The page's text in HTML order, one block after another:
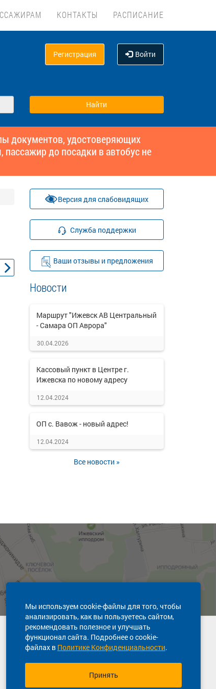
КОНТАКТЫ РАСПИСАНИЕ
Регистрация Войти
документов, удостоверяющих
пассажир до посадки в автобус не
Версия для слабовидящих
Служба поддержки
Ваши отзывы и предложения
Новости
Маршрут "Ижевск АВ Центральный
- Самара ОП Аврора"
30.04.2026
Кассовый пункт в Центре г.
Ижевска по новому адресу
12.04.2024
ОП с. Вавож - новый адрес!
12.04.2024
Все новости »
Мы используем cookie-файлы для того, чтобы
анализировать, как вы пользуетесь сайтом,
рекомендовать полезное и улучшать
функционал сайта. Подробнее о cookie-
файлах в Политике Конфиденциальности.
Принять
Техническая поддержка сайта
8 800 600-03-38